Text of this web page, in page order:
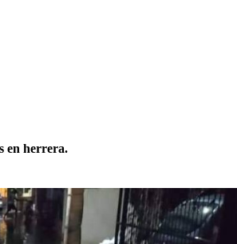
en herrera.